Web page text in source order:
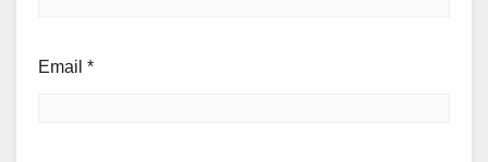
Email *